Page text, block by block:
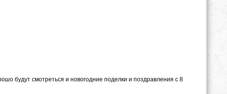
будут смотреться и новогодние поделки и поздравления с 8